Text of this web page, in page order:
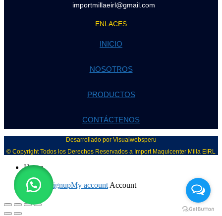
importmillaeirl@gmail.com
ENLACES
INICIO
NOSOTROS
PRODUCTOS
CONTÁCTENOS
Desarrollado por Visualwebsperu
© Copyright Todos los Derechos Reservados a Import Maquicenter Milla EIRL
Home
Menu
Login / SignupMy account Account